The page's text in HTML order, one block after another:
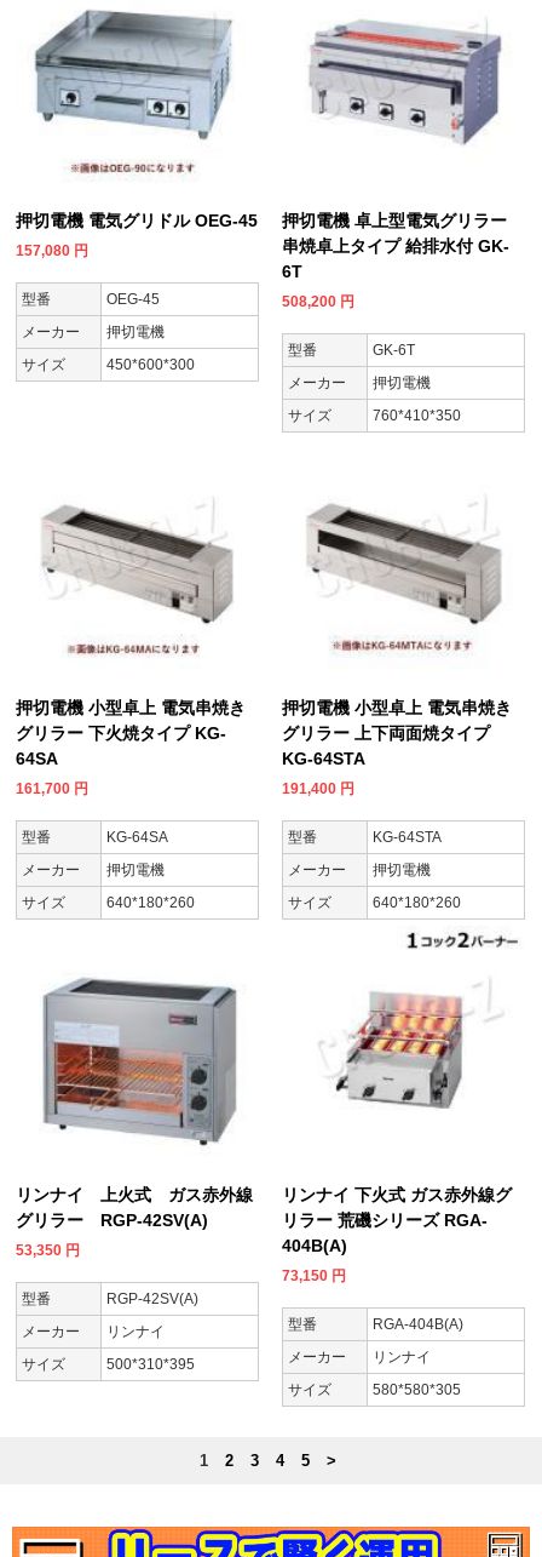
押切電機 電気グリドル OEG-45
157,080 円
型番
OEG-45
メーカー
押切電機
サイズ
450*600*300
押切電機 卓上型電気グリラー
串焼卓上タイプ 給排水付 GK-
6T
508,200 円
型番
GK-6T
メーカー
押切電機
サイズ
760*410*350
押切電機 小型卓上 電気串焼き
グリラー 下火焼タイプ KG-
64SA
161,700 円
型番
KG-64SA
メーカー
押切電機
サイズ
640*180*260
押切電機 小型卓上 電気串焼き
グリラー 上下両面焼タイプ
KG-64STA
191,400 円
型番
KG-64STA
メーカー
押切電機
サイズ
640*180*260
リンナイ 上火式 ガス赤外線
グリラー RGP-42SV(A)
53,350 円
型番
RGP-42SV(A)
メーカー
リンナイ
サイズ
500*310*395
リンナイ 下火式 ガス赤外線グ
リラー 荒磯シリーズ RGA-
404B(A)
73,150 円
型番
RGA-404B(A)
メーカー
リンナイ
サイズ
580*580*305
1 2 3 4 5 >